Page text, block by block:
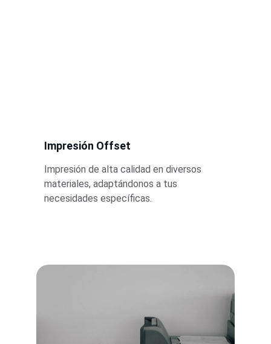
Impresión Offset
Impresión de alta calidad en diversos
materiales, adaptándonos a tus
necesidades específicas.